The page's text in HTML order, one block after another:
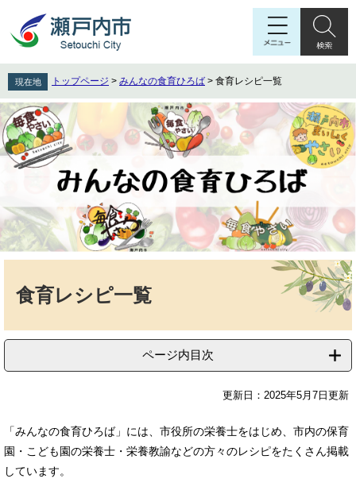
先
頭
で
す
。
を
飛
ば
し
て
本
現在地 トップページ > みんなの食育ひろば > 食育レシピ一覧
食育レシピ一覧
ページ内目次
更新日：2025年5月7日更新
「みんなの食育ひろば」には、市役所の栄養士をはじめ、市内の保育
園・こども園の栄養士・栄養教諭などの方々のレシピをたくさん掲載
しています。